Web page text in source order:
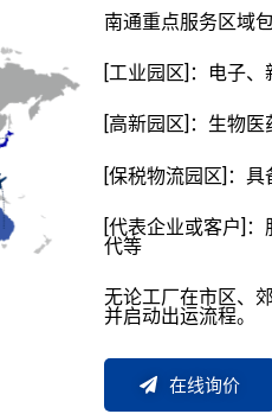
南通重点服务区域包
[工业园区]：电子
[高新园区]：生物
[保税物流园区]：
[代表企业或客户]
代等
无论工厂在市区、
并启动出运流程。
在线询价